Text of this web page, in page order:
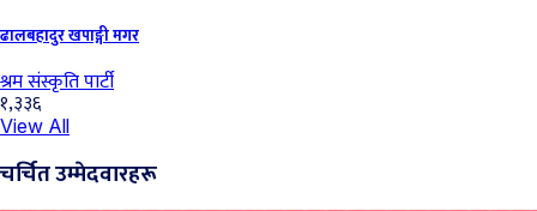
ढालबहादुर खपाङ्गी मगर
श्रम संस्कृति पार्टी
१,३३६
View All
चर्चित उम्मेदवारहरू